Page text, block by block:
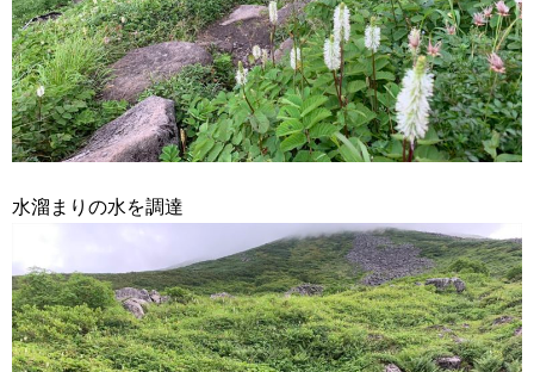
水溜まりの水を調達